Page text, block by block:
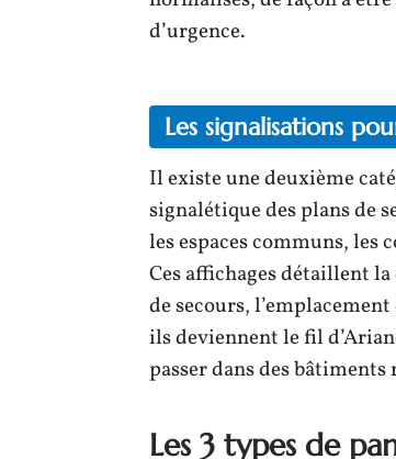
d’urgence.
Les signalisations
Il existe une deuxième
signalétique des plans de
les espaces communs, les
Ces affichages détaillent
de secours,
ils deviennent le fil
passer dans des
Les 3 types de